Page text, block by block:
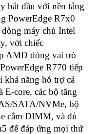
bắt đầu với nền tảng
PowerEdge R7x0
máy chủ Intel
với chiếc
AMD đóng vai trò
R770 tiếp
năng hỗ trợ cả
core, các bộ tăng
SATA/NVMe, bộ
cắm DIMM, và đủ
để đáp ứng mọi thứ